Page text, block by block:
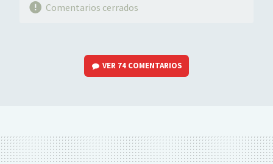
Comentarios cerrados
VER 74 COMENTARIOS